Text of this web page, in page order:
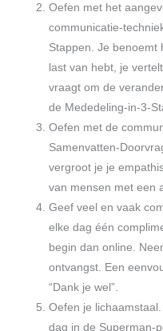
Oefen met het
communicatie-
Stappen. Je benoemt
last van hebt, je
vraagt om de
de Mededeling-in-3-
Oefen met de
Samenvatten-
vergroot je je
van mensen met een
Geef veel en vaak
elke dag één
begin dan online.
ontvangst. Een
“Dank je wel”.
Oefen je
dag in de Superman-